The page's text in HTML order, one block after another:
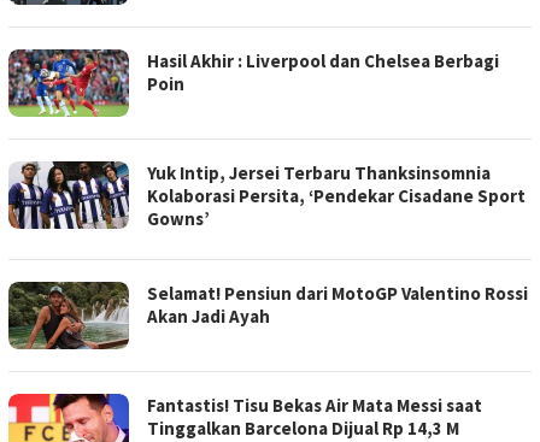
Hasil Akhir : Liverpool dan Chelsea Berbagi
Poin
Yuk Intip, Jersei Terbaru Thanksinsomnia
Kolaborasi Persita, ‘Pendekar Cisadane Sport
Gowns’
Selamat! Pensiun dari MotoGP Valentino Rossi
Akan Jadi Ayah
Fantastis! Tisu Bekas Air Mata Messi saat
Tinggalkan Barcelona Dijual Rp 14,3 M